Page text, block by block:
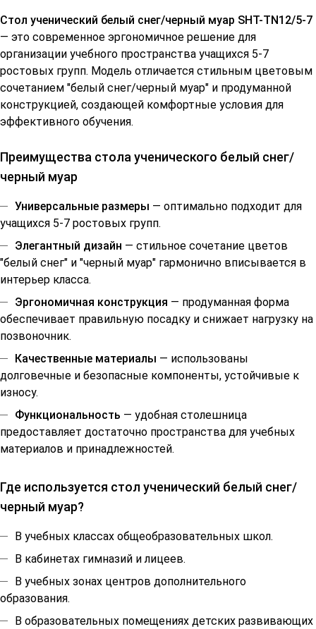
Стол ученический белый снег/черный муар SHT-TN12/5-7
— это современное эргономичное решение для
организации учебного пространства учащихся 5-7
ростовых групп. Модель отличается стильным цветовым
сочетанием "белый снег/черный муар" и продуманной
конструкцией, создающей комфортные условия для
эффективного обучения.
Преимущества стола ученического белый снег/
черный муар
Универсальные размеры — оптимально подходит для
учащихся 5-7 ростовых групп.
Элегантный дизайн — стильное сочетание цветов
"белый снег" и "черный муар" гармонично вписывается в
интерьер класса.
Эргономичная конструкция — продуманная форма
обеспечивает правильную посадку и снижает нагрузку на
позвоночник.
Качественные материалы — использованы
долговечные и безопасные компоненты, устойчивые к
износу.
Функциональность — удобная столешница
предоставляет достаточно пространства для учебных
материалов и принадлежностей.
Где используется стол ученический белый снег/
черный муар?
В учебных классах общеобразовательных школ.
В кабинетах гимназий и лицеев.
В учебных зонах центров дополнительного
образования.
В образовательных помещениях детских развивающих